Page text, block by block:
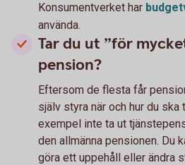
Konsumentverket har
använda.
Tar du ut ”för
pension?
Eftersom de flesta får
själv styra när och hur du
exempel inte ta ut
den allmänna pensionen. Du
göra ett uppehåll eller ändra